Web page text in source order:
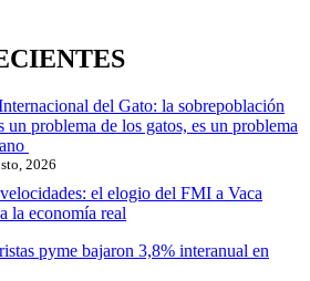
del Gato: la sobrepoblación
un problema de los gatos, es un problema
2026
el elogio del FMI a Vaca
la economía real
pyme bajaron 3,8% interanual en